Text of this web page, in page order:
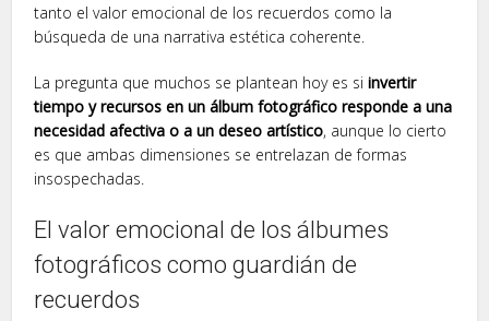
tanto el valor emocional de los recuerdos como la
búsqueda de una narrativa estética coherente.
La pregunta que muchos se plantean hoy es siinvertir
tiempo y recursos en un álbum fotográfico responde a una
necesidad afectiva o a un deseo artístico, aunque lo cierto
es que ambas dimensiones se entrelazan de formas
insospechadas.
El valor emocional de los álbumes
fotográficos como guardián de
recuerdos